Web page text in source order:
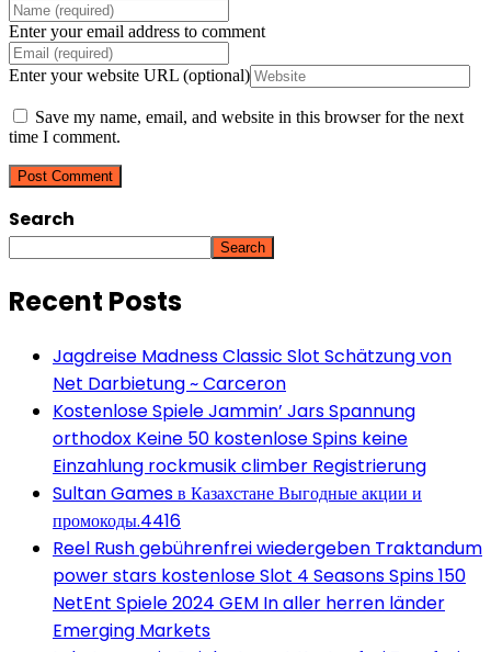
Enter your email address to comment
Enter your website URL (optional)
Save my name, email, and website in this browser for the next
time I comment.
Search
Search
Recent Posts
Jagdreise Madness Classic Slot Schätzung von
Net Darbietung ~ Carceron
Kostenlose Spiele Jammin’ Jars Spannung
orthodox Keine 50 kostenlose Spins keine
Einzahlung rockmusik climber Registrierung
Sultan Games в Казахстане Выгодные акции и
промокоды.4416
Reel Rush gebührenfrei wiedergeben Traktandum
power stars kostenlose Slot 4 Seasons Spins 150
NetEnt Spiele 2024 GEM In aller herren länder
Emerging Markets